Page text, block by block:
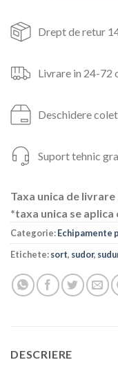
Drept de retur
Livrare in 24-72
Deschidere
Suport tehnic
Taxa unica de livrare
*taxa unica se
Categorie:Echipamente
Etichete:sort, sudor,
DESCRIERE